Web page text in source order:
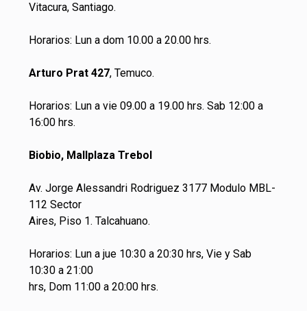
Vitacura, Santiago.
Horarios: Lun a dom 10.00 a 20.00 hrs.
Arturo Prat 427, Temuco.
Horarios: Lun a vie 09.00 a 19.00 hrs. Sab 12:00 a
16:00 hrs.
Biobio, Mallplaza Trebol
Av. Jorge Alessandri Rodriguez 3177 Modulo MBL-
112 Sector
Aires, Piso 1. Talcahuano.
Horarios: Lun a jue 10:30 a 20:30 hrs, Vie y Sab
10:30 a 21:00
hrs, Dom 11:00 a 20:00 hrs.